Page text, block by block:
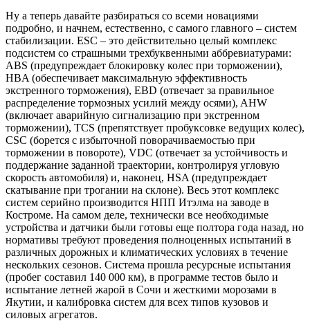
Ну а теперь давайте разбираться со всеми новациями
подробно, и начнем, естественно, с самого главного – систем
стабилизации. ESC – это действительно целый комплекс
подсистем со страшными трехбуквенными аббревиатурами:
ABS (предупреждает блокировку колес при торможении),
HBA (обеспечивает максимальную эффективность
экстренного торможения), EBD (отвечает за правильное
распределение тормозных усилий между осями), AHW
(включает аварийную сигнализацию при экстренном
торможении), TCS (препятствует пробуксовке ведущих колес),
CSC (борется с избыточной поворачиваемостью при
торможении в повороте), VDC (отвечает за устойчивость и
поддержание заданной траектории, контролируя угловую
скорость автомобиля) и, наконец, HSA (предупреждает
скатывание при трогании на склоне). Весь этот комплекс
систем серийно производится НПП Итэлма на заводе в
Костроме. На самом деле, технически все необходимые
устройства и датчики были готовы еще полтора года назад, но
нормативы требуют проведения полноценных испытаний в
различных дорожных и климатических условиях в течение
нескольких сезонов. Система прошла ресурсные испытания
(пробег составил 140 000 км), в программе тестов было и
испытание летней жарой в Сочи и жесткими морозами в
Якутии, и калибровка систем для всех типов кузовов и
силовых агрегатов.